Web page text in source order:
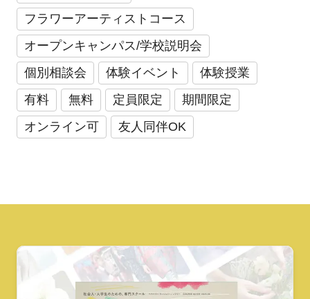
フラワーアーティストコース
オープンキャンパス/学校説明会
個別相談会
体験イベント
体験授業
有料
無料 定員限定
期間限定
オンライン可
友人同伴OK